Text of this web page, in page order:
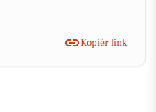
Kopiér link